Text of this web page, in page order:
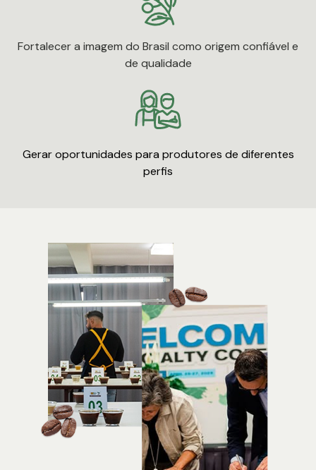
Fortalecer a imagem do Brasil como origem confiável e
de qualidade
Gerar oportunidades para produtores de diferentes
perfis